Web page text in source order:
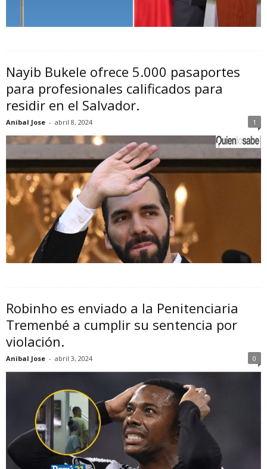
Nayib Bukele ofrece 5.000 pasaportes
para profesionales calificados para
residir en el Salvador.
Anibal Jose - abril 8, 2024 1
Robinho es enviado a la Penitenciaria
Tremenbé a cumplir su sentencia por
violación.
Anibal Jose - abril 3, 2024 0